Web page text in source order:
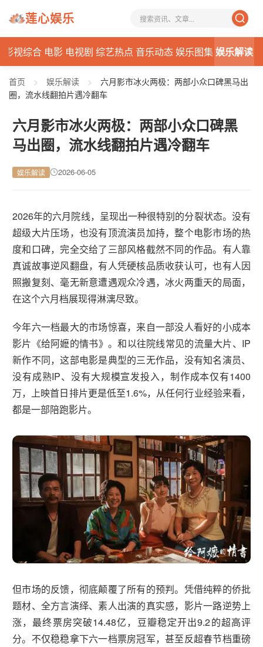
莲心娱乐
影视综合 电影 电视剧 综艺热点 音乐动态娱乐图集娱乐解读
首页 > 娱乐解读 >
六月影市冰火两极：两部小众口碑黑马出
圈，流水线翻拍片遇冷翻车
六月影市冰火两极：两部小众口碑黑
马出圈，流水线翻拍片遇冷翻车
娱乐解读 2026-06-05
2026年的六月院线，呈现出一种很特别的分裂状态。没有
超级大片压场，也没有顶流演员加持，整个电影市场的热
度和口碑，完全交给了三部风格截然不同的作品。有人靠
真诚故事逆风翻盘，有人凭硬核品质收获认可，也有人因
照搬复刻、毫无新意遭遇观众冷遇，冰火两重天的局面，
在这个六月档展现得淋漓尽致。
今年六一档最大的市场惊喜，来自一部没人看好的小成本
影片《给阿嬷的情书》。和以往院线常见的流量大片、IP
新作不同，这部电影是典型的三无作品，没有知名演员、
没有成熟IP、没有大规模宣发投入，制作成本仅有1400
万，上映首日排片更是低至1.6%，从任何行业经验来看，
都是一部陪跑影片。
但市场的反馈，彻底颠覆了所有的预判。凭借纯粹的侨批
题材、全方言演绎、素人出演的真实感，影片一路逆势上
涨，最终票房突破14.48亿，豆瓣稳定开出9.2的超高评
分。不仅稳稳拿下六一档票房冠军，甚至反超春节档重磅